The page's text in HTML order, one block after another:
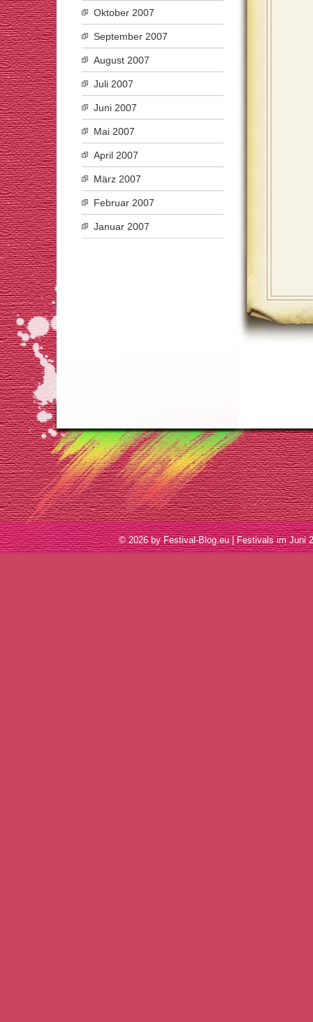
Oktober 2007
September 2007
August 2007
Juli 2007
Juni 2007
Mai 2007
April 2007
März 2007
Februar 2007
Januar 2007
© 2026 by Festival-Blog.eu | Festivals im Juni